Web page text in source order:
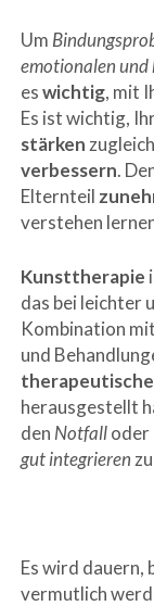
Um
emotionalen
eswichtig, mit
Es ist wichtig,
stärken
verbessern.
Elternteil
verstehen
Kunsttherapie
das bei leichter
Kombination
und
herausgestellt
den Notfalloder
gut integrieren
Es wird dauern,
vermutlich